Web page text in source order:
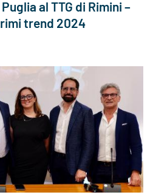
al TTG di Rimini –
trend 2024